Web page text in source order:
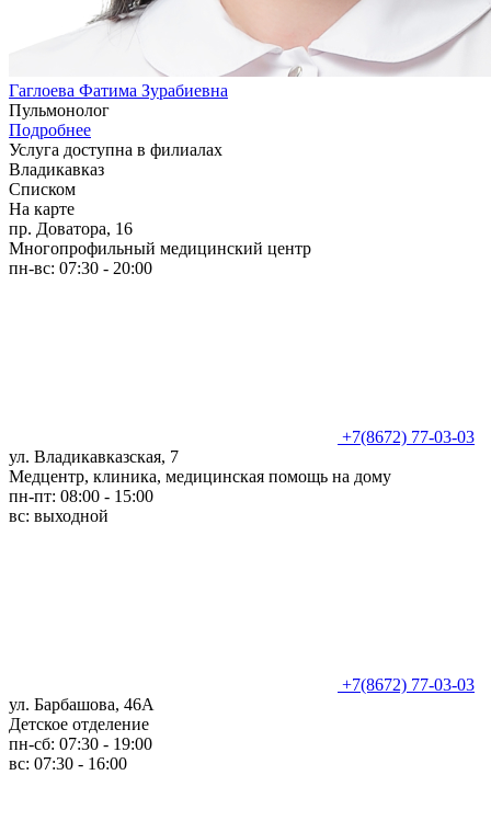
Гаглоева Фатима Зурабиевна
Пульмонолог
Подробнее
Услуга доступна в филиалах
Владикавказ
Списком
На карте
пр. Доватора, 16
Многопрофильный медицинский центр
пн-вс: 07:30 - 20:00
+7(8672) 77-03-03
ул. Владикавказская, 7
Медцентр, клиника, медицинская помощь на дому
пн-пт: 08:00 - 15:00
вс: выходной
+7(8672) 77-03-03
ул. Барбашова, 46А
Детское отделение
пн-сб: 07:30 - 19:00
вс: 07:30 - 16:00